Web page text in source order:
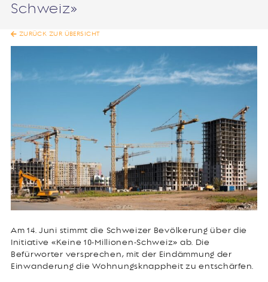
Schweiz»
ZURÜCK ZUR ÜBERSICHT
Am 14. Juni stimmt die Schweizer Bevölkerung über die
Initiative «Keine 10-Millionen-Schweiz» ab. Die
Befürworter versprechen, mit der Eindämmung der
Einwanderung die Wohnungsknappheit zu entschärfen.